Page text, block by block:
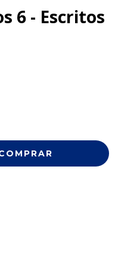
6 - Escritos